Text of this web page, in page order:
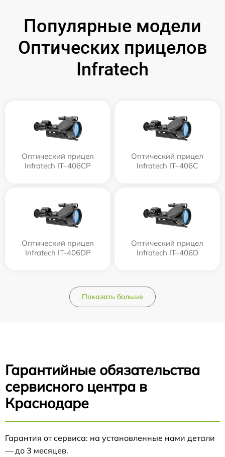
Популярные модели
Оптических прицелов
Infratech
Оптический прицел
Infratech IT–406СP
Оптический прицел
Infratech IT–406С
Оптический прицел
Infratech IT-406DP
Оптический прицел
Infratech IT–406D
Показать больше
Гарантийные обязательства
сервисного центра в
Краснодаре
Гарантия от сервиса: на установленные нами детали
— до 3 месяцев.